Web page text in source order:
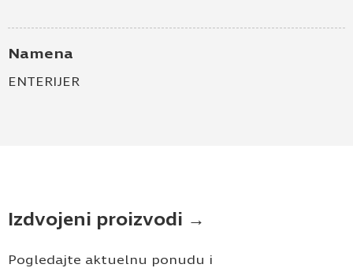
Prihvatam
Namena
ENTERIJER
Izdvojeni proizvodi →
Pogledajte aktuelnu ponudu i